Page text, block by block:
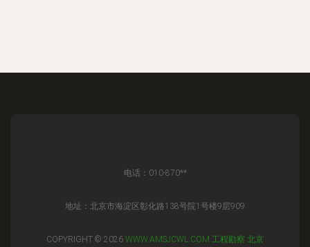
电话：010-870**
地址：北京市海淀区彰化路138号院1号楼9层909
COPYRIGHT © 2026 WWW.AMSJCWL.COM 工程勘察 北京